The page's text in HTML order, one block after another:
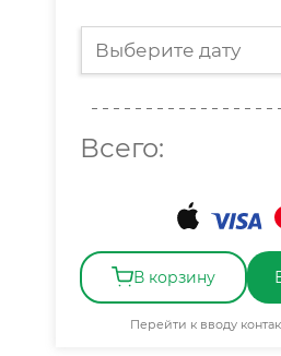
Всего:
В корзину
Перейти к вводу